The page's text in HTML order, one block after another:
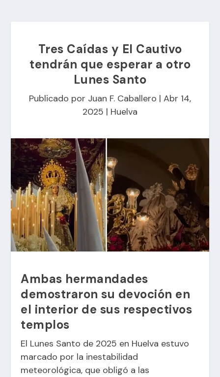
Tres Caídas y El Cautivo
tendrán que esperar a otro
Lunes Santo
Publicado por Juan F. Caballero | Abr 14,
2025 | Huelva
Ambas hermandades
demostraron su devoción en
el interior de sus respectivos
templos
El Lunes Santo de 2025 en Huelva estuvo
marcado por la inestabilidad
meteorológica, que obligó a las